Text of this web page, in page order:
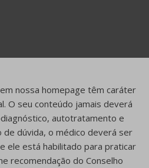
nossa homepage têm caráter
O seu conteúdo jamais deverá
autotratamento e
de dúvida, o médico deverá ser
ele está habilitado para praticar
recomendação do Conselho